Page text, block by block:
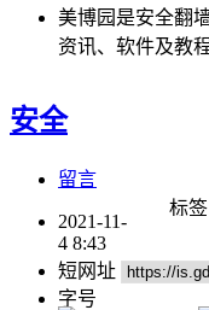
美博园是安全翻
资讯、软件及教
安全
留言
标签
2021-11-
4 8:43
短网址
字号